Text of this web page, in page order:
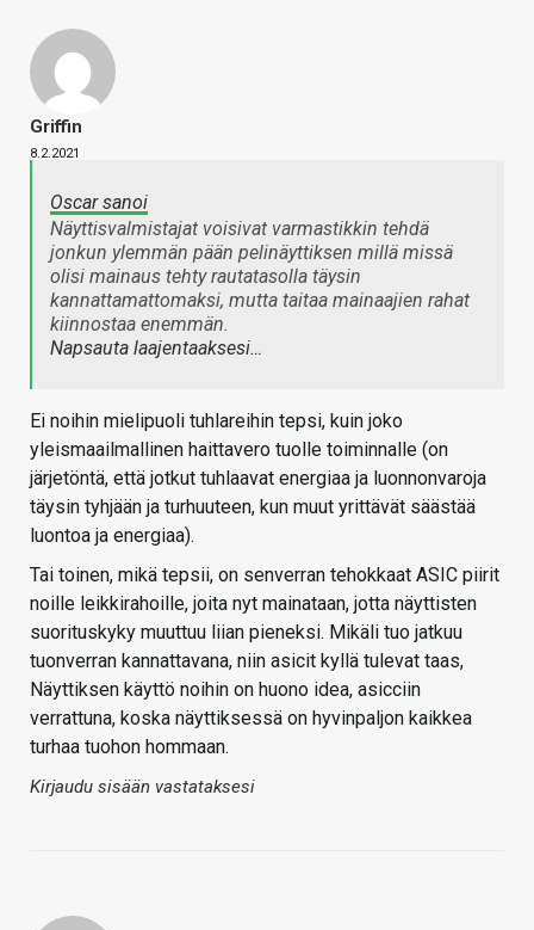
Griffin
8.2.2021
Oscar sanoi
Näyttisvalmistajat voisivat varmastikkin tehdä
jonkun ylemmän pään pelinäyttiksen millä missä
olisi mainaus tehty rautatasolla täysin
kannattamattomaksi, mutta taitaa mainaajien rahat
kiinnostaa enemmän.
Napsauta laajentaaksesi…
Ei noihin mielipuoli tuhlareihin tepsi, kuin joko
yleismaailmallinen haittavero tuolle toiminnalle (on
järjetöntä, että jotkut tuhlaavat energiaa ja luonnonvaroja
täysin tyhjään ja turhuuteen, kun muut yrittävät säästää
luontoa ja energiaa).
Tai toinen, mikä tepsii, on senverran tehokkaat ASIC piirit
noille leikkirahoille, joita nyt mainataan, jotta näyttisten
suorituskyky muuttuu liian pieneksi. Mikäli tuo jatkuu
tuonverran kannattavana, niin asicit kyllä tulevat taas,
Näyttiksen käyttö noihin on huono idea, asicciin
verrattuna, koska näyttiksessä on hyvinpaljon kaikkea
turhaa tuohon hommaan.
Kirjaudu sisään vastataksesi